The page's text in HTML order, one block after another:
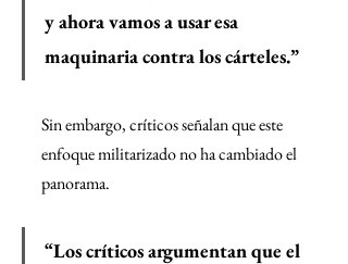
y ahora vamos a usar esa
maquinaria contra los cárteles.”
Sin embargo, críticos señalan que este
enfoque militarizado no ha cambiado el
panorama.
“Los críticos argumentan que el